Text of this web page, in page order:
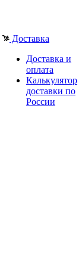
Доставка
Доставка и
оплата
Калькулятор
доставки по
России